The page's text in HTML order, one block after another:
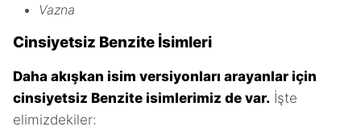
Vazna
Cinsiyetsiz Benzite İsimleri
Daha akışkan isim versiyonları arayanlar için
cinsiyetsiz Benzite isimlerimiz de var. İşte
elimizdekiler: